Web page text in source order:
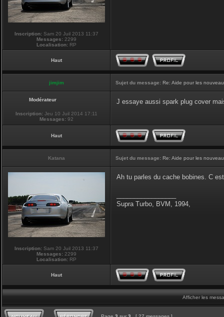
Inscription: Sam 20 Juil 2013 11:37
Messages: 2299
Localisation: RP
Haut
jimjim Sujet du message: Re: Aide pour les
Modérateur
Inscription: Jeu 10 Juil 2014 17:11
Messages: 92
J essaye aussi spark plug cover
Haut
Katana Sujet du message: Re: Aide pour les
Inscription: Sam 20 Juil 2013 11:37
Messages: 2299
Localisation: RP
Ah tu parles du cache bobines. C
Supra Turbo, BVM, 1994,
Haut
Afficher les